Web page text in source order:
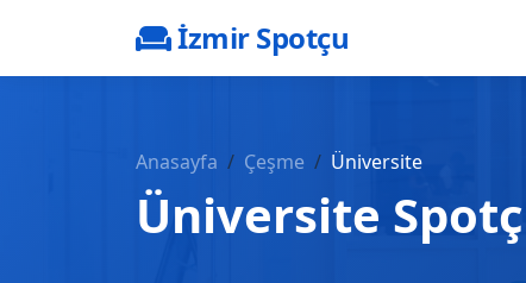
İzmir Spotçu
Anasayfa Çeşme Üniversite
Üniversite